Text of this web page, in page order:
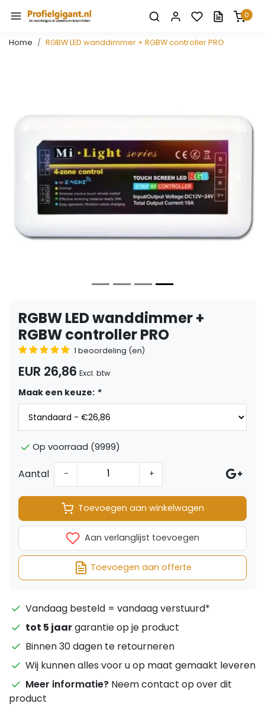
0
Home RGBW LED wanddimmer + RGBW controller PRO
Vorige
RGBW LED wanddimmer +
RGBW controller PRO
1 beoordeling (en)
EUR 26,86 Excl. btw
Maak een keuze: *
Op voorraad (9999)
Aantal - +
Toevoegen aan winkelwagen
Aan verlanglijst toevoegen
Toevoegen aan offerte
Vandaag besteld = vandaag verstuurd*
tot 5 jaargarantie op je product
Binnen 30 dagen te retourneren
Wij kunnen alles voor u op maat gemaakt leveren
Meer informatie? Neem contact op over dit
product